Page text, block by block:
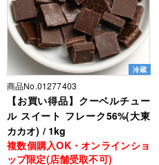
冷蔵
商品No.01277403
【お買い得品】クーベルチュー
ル スイート フレーク56%(大東
カカオ) / 1kg
複数個購入OK・オンラインショ
ップ限定(店舗受取不可)